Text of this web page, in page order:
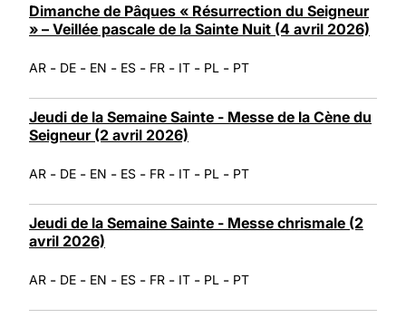
Dimanche de Pâques « Résurrection du Seigneur
» – Veillée pascale de la Sainte Nuit (4 avril 2026)
AR - DE - EN - ES - FR - IT - PL - PT
Jeudi de la Semaine Sainte - Messe de la Cène du
Seigneur (2 avril 2026)
AR - DE - EN - ES - FR - IT - PL - PT
Jeudi de la Semaine Sainte - Messe chrismale (2
avril 2026)
AR - DE - EN - ES - FR - IT - PL - PT